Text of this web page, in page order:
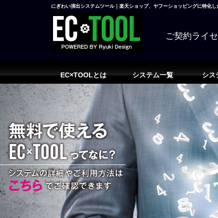
にぎわい演出システムツール｜楽天ショップ、ヤフーショッピングに特化
ご契約ライ
EC×TOOLとは システム一覧 シス